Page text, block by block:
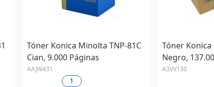
Tóner Konica Minolta TNP-81C
Cian, 9.000 Páginas
AAJW431
1
Tóner
Negro,
A3VV130